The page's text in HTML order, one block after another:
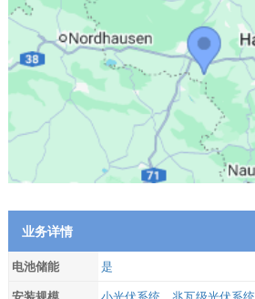
业务详情
电池储能
是